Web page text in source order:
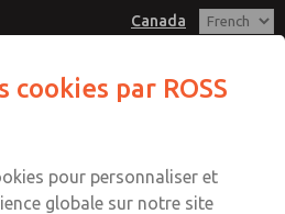
Canada
Connexion
251-7677
technique
par ROSS
pour personnaliser et
globale sur notre site